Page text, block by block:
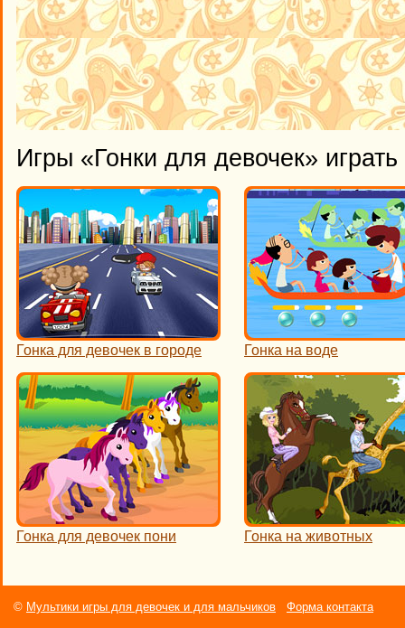
Игры «Гонки для девочек»
Гонка для девочек в городе Гонка на воде
Гонка для девочек пони Гонка на животных
© Мультики игры для девочек и для мальчиков Форма контакта